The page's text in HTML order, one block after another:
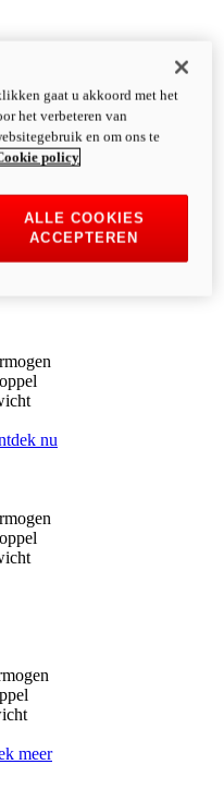
nu
meer
gaat u akkoord met het
het verbeteren van
en om ons te
policy
ALLE COOKIES
ACCEPTEREN